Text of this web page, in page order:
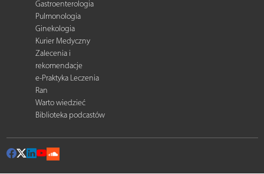
Gastroenterologia
Pulmonologia
Ginekologia
Kurier Medyczny
Zalecenia i
rekomendacje
e-Praktyka Leczenia
Ran
Warto wiedzieć
Biblioteka podcastów